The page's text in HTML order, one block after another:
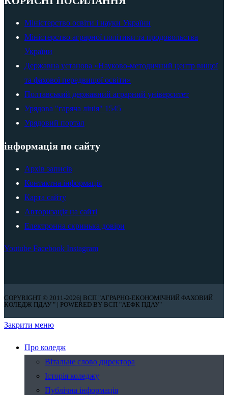
Міністерство освіти і науки України
Міністерство аграрної політики та продовольства
України
Державна установа «Науково-методичний центр вищої
та фахової передвищої освіти»
Полтавський державний аграрний університет
Урядова "гаряча лінія" 1545
Урядовий портал
інформація по сайту
Архів записів
Контактна інформація
Карта сайту
Авторизація на сайті
Електронна скринька довіри
Youtube Facebook Instagram
COPYRIGHT © 2011-2026| ВСП "АГРАРНО-ЕКОНОМІЧНИЙ ФАХОВИЙ
КОЛЕДЖ ПДАУ " | POWERED BY ВСП "АЕФК ПДАУ"
Закрити меню
Про коледж
Вітальне слово директора
Історія коледжу
Публічна інформація